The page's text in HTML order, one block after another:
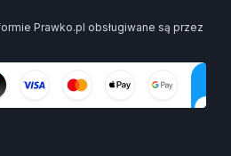
Prawko.pl obsługiwane są przez